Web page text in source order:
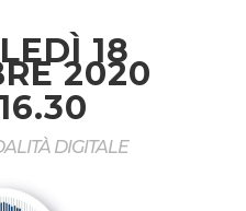
18
2020
DIGITALE